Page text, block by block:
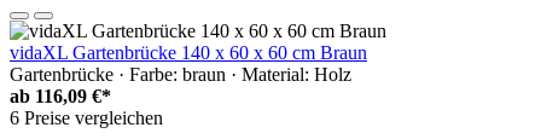
vidaXL Gartenbrücke 140 x 60 x 60 cm Braun
Gartenbrücke · Farbe: braun · Material: Holz
ab 116,09 €*
6 Preise vergleichen